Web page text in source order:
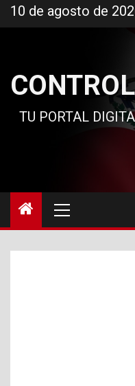
al
10 de agosto de
TU PORTAL
principal